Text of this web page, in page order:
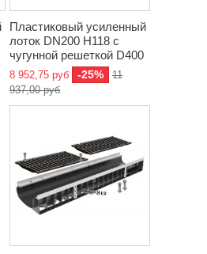
Пластиковый усиленный
лоток DN200 H118 с
чугунной решеткой D400
8 952,75 руб -25%
11
937,00 руб